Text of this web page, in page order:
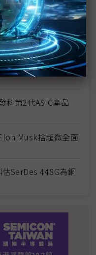
村田示警全球AI基
罄 買家「祕而不
第2代ASIC產品
Musk捨超微全面
SerDes 448G為銅